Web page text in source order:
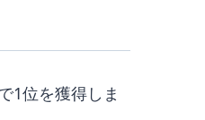
1位を獲得しま